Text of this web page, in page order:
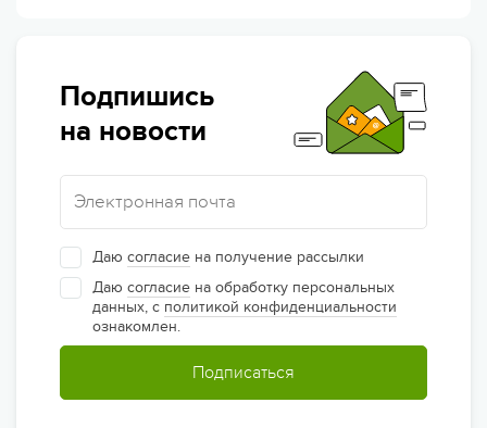
Подпишись
на новости
Даю согласие на получение рассылки
Даю согласие на обработку персональных
данных, с политикой конфиденциальности
ознакомлен.
Подписаться